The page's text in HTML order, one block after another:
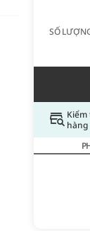
SỐ
hàng